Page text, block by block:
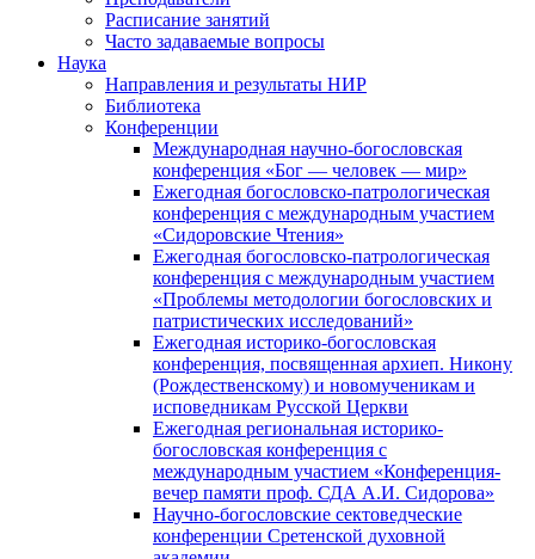
Расписание занятий
Часто задаваемые вопросы
Наука
Направления и результаты НИР
Библиотека
Конференции
Международная научно-богословская
конференция «Бог — человек — мир»
Ежегодная богословско-патрологическая
конференция с международным участием
«Сидоровские Чтения»
Ежегодная богословско-патрологическая
конференция с международным участием
«Проблемы методологии богословских и
патристических исследований»
Ежегодная историко-богословская
конференция, посвященная архиеп. Никону
(Рождественскому) и новомученикам и
исповедникам Русской Церкви
Ежегодная региональная историко-
богословская конференция с
международным участием «Конференция-
вечер памяти проф. СДА А.И. Сидорова»
Научно-богословские сектоведческие
конференции Сретенской духовной